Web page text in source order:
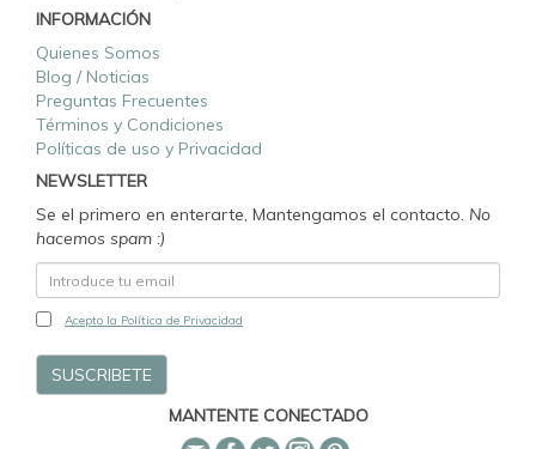
INFORMACIÓN
Quienes Somos
Blog / Noticias
Preguntas Frecuentes
Términos y Condiciones
Políticas de uso y Privacidad
NEWSLETTER
Se el primero en enterarte, Mantengamos el contacto. No
hacemos spam :)
Acepto la Política de Privacidad
MANTENTE CONECTADO